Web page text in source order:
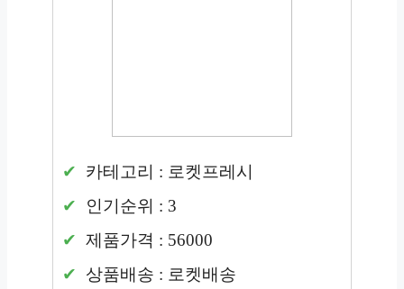
카테고리 : 로켓프레시
인기순위 : 3
제품가격 : 56000
상품배송 : 로켓배송